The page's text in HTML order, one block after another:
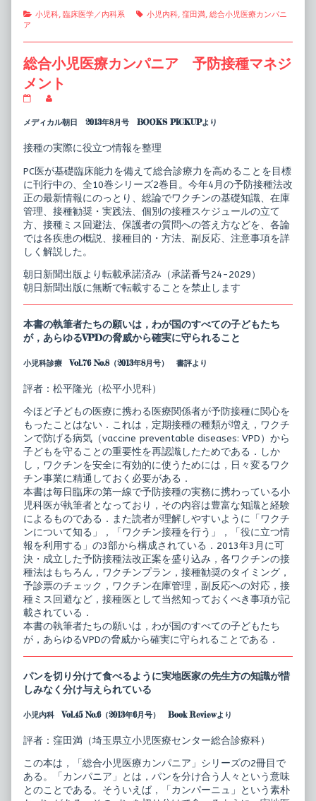
Categories
小児科, 臨床医学／内科系 Tags
小児内科, 窪田満, 総合小児医療カンパニ
ア
総合小児医療カンパニア 予防接種マネジ
メント
小
療
ン
パ
ニ
ア
予
接
種
マ
ジ
メ
published
on
posts
author
総
合
小
児
医
療
カ
ン
パ
ニ
ア
予
種
マ
ネ
メ
ト,
メディカル朝日 2013年8月号 BOOKS PICKUPより
接種の実際に役立つ情報を整理
PC医が基礎臨床能力を備えて総合診療力を高めることを目標
に刊行中の、全10巻シリーズ2巻目。今年4月の予防接種法改
正の最新情報にのっとり、総論でワクチンの基礎知識、在庫
管理、接種勧奨・実践法、個別の接種スケジュールの立て
方、接種ミス回避法、保護者の質問への答え方などを、各論
では各疾患の概説、接種目的・方法、副反応、注意事項を詳
しく解説した。
朝日新聞出版より転載承諾済み（承諾番号24-2029）
朝日新聞出版に無断で転載することを禁止します
本書の執筆者たちの願いは，わが国のすべての子どもたち
が，あらゆるVPDの脅威から確実に守られること
小児科診療 Vol.76 No.8（2013年8月号） 書評より
評者：松平隆光（松平小児科）
今ほど子どもの医療に携わる医療関係者が予防接種に関心を
もったことはない．これは，定期接種の種類が増え，ワクチ
ンで防げる病気（vaccine preventable diseases: VPD）から
子どもを守ることの重要性を再認識したためである．しか
し，ワクチンを安全に有効的に使うためには，日々変るワク
チン事業に精通しておく必要がある．
本書は毎日臨床の第一線で予防接種の実務に携わっている小
児科医が執筆者となっており，その内容は豊富な知識と経験
によるものである．また読者が理解しやすいように「ワクチ
ンについて知る」，「ワクチン接種を行う」，「役に立つ情
報を利用する」の3部から構成されている．2013年3月に可
決・成立した予防接種法改正案を盛り込み，各ワクチンの接
種法はもちろん，ワクチンプラン，接種勧奨のタイミング，
予診票のチェック，ワクチン在庫管理，副反応への対応，接
種ミス回避など，接種医として当然知っておくべき事項が記
載されている．
本書の執筆者たちの願いは，わが国のすべての子どもたち
が，あらゆるVPDの脅威から確実に守られることである．
パンを切り分けて食べるように実地医家の先生方の知識が惜
しみなく分け与えられている
小児内科 Vol.45 No.6（2013年6月号） Book Reviewより
評者：窪田満（埼玉県立小児医療センター総合診療科）
この本は，「総合小児医療カンパニア」シリーズの2冊目で
ある。「カンパニア」とは，パンを分け合う人々という意味
とのことである。そういえば，「カンパーニュ」という素朴